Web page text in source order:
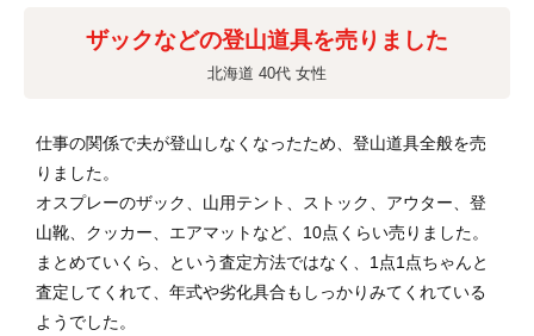
ザックなどの登山道具を売りました
北海道 40代 女性
仕事の関係で夫が登山しなくなったため、登山道具全般を売
りました。
オスプレーのザック、山用テント、ストック、アウター、登
山靴、クッカー、エアマットなど、10点くらい売りました。
まとめていくら、という査定方法ではなく、1点1点ちゃんと
査定してくれて、年式や劣化具合もしっかりみてくれている
ようでした。